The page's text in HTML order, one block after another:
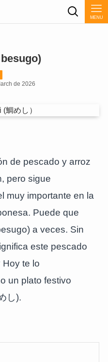
MENU
de 2026
de pescado y arroz
pero sigue
muy importante en la
Puede que
a veces. Sin
este pescado
te lo
un plato festivo
し).